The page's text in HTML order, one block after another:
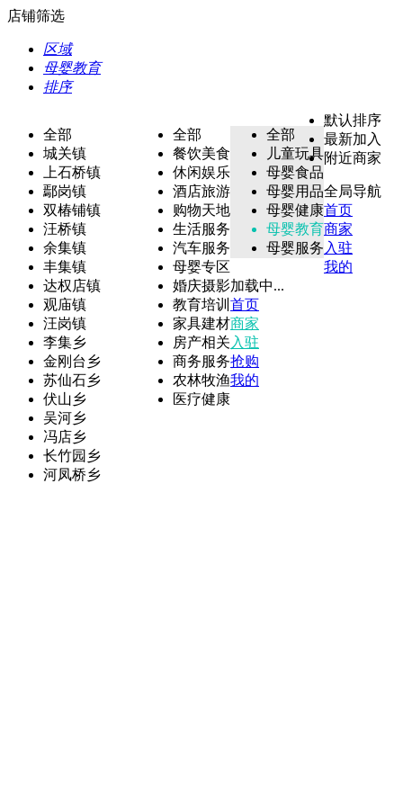
店铺筛选
区域
母婴教育
排序
全部
城关镇
上石桥镇
鄢岗镇
双椿铺镇
汪桥镇
余集镇
丰集镇
达权店镇
观庙镇
汪岗镇
李集乡
金刚台乡
苏仙石乡
伏山乡
吴河乡
冯店乡
长竹园乡
河凤桥乡
全部
餐饮美食
休闲娱乐
酒店旅游
购物天地
生活服务
汽车服务
母婴专区
婚庆摄影
教育培训
家具建材
房产相关
商务服务
农林牧渔
医疗健康
全部
儿童玩具
母婴食品
母婴用品
母婴健康
母婴教育
母婴服务
默认排序
最新加入
附近商家
全局导航
首页
商家
入驻
我的
加载中...
首页
商家
入驻
抢购
我的